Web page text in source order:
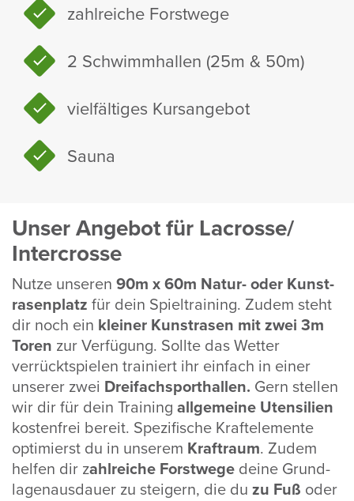
zahl­reiche Forst­wege
2 Schwimm­hallen (25m & 50m)
viel­fäl­tiges Kurs­an­gebot
Sauna
Unser Angebot für Lacrosse/
Inter­crosse
Nutze unseren 90m x 60m Natur- oder Kunst­
ra­sen­platz für dein Spiel­trai­ning. Zudem steht
dir noch ein kleiner Kunst­rasen mit zwei 3m
Toren zur Verfü­gung. Sollte das Wetter
verrückt­spielen trai­niert ihr einfach in einer
unserer zwei Drei­fach­sport­hallen. Gern stellen
wir dir für dein Trai­ning allge­meine Uten­si­lien
kosten­frei bereit. Spezi­fi­sche Kraf­t­e­le­mente
opti­mierst du in unserem Kraft­raum. Zudem
helfen dir zahlreiche Forst­wege deine Grund­
la­gen­aus­dauer zu stei­gern, die du zu Fuß oder